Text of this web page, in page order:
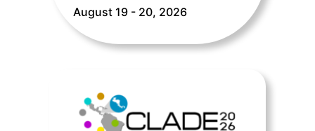
August 19 - 20, 2026